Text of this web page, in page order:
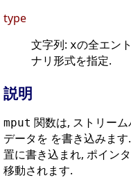
type
文字列: xの全エン
ナリ形式を指定.
説明
mput 関数は, ストリー
データを を書き込みま
置に書き込まれ, ポイン
移動されます.